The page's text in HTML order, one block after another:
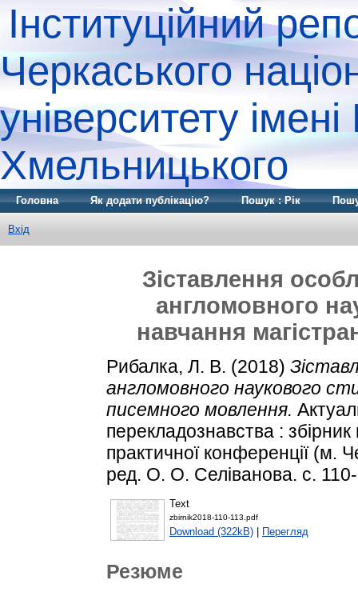
Інституційний
Черкаського
університету
Хмельницького
Головна Як додати публікацію? Пошук : Рік
Вхід
Зіставлення
англомовного
навчання
Рибалка, Л. В. (2018)
англомовного наукового
писемного мовлення.
перекладознавства : збірник
практичної конференції (м.
ред. О. О. Селіванова. с.
Text
zbirnik2018-110-113.pdf
Download (322kB) Перегляд
Резюме